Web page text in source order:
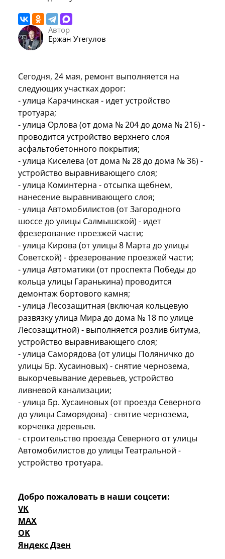
Автор
Ержан Утегулов
Сегодня, 24 мая, ремонт выполняется на
следующих участках дорог:
- улица Карачинская - идет устройство
тротуара;
- улица Орлова (от дома № 204 до дома № 216) -
проводится устройство верхнего слоя
асфальтобетонного покрытия;
- улица Киселева (от дома № 28 до дома № 36) -
устройство выравнивающего слоя;
- улица Коминтерна - отсыпка щебнем,
нанесение выравнивающего слоя;
- улица Автомобилистов (от Загородного
шоссе до улицы Салмышской) - идет
фрезерование проезжей части;
- улица Кирова (от улицы 8 Марта до улицы
Советской) - фрезерование проезжей части;
- улица Автоматики (от проспекта Победы до
кольца улицы Гаранькина) проводится
демонтаж бортового камня;
- улица Лесозащитная (включая кольцевую
развязку улица Мира до дома № 18 по улице
Лесозащитной) - выполняется розлив битума,
устройство выравнивающего слоя;
- улица Саморядова (от улицы Поляничко до
улицы Бр. Хусаиновых) - снятие чернозема,
выкорчевывание деревьев, устройство
ливневой канализации;
- улица Бр. Хусаиновых (от проезда Северного
до улицы Саморядова) - снятие чернозема,
корчевка деревьев.
- строительство проезда Северного от улицы
Автомобилистов до улицы Театральной -
устройство тротуара.
Добро пожаловать в наши соцсети:
VK
MAX
OK
Яндекс Дзен